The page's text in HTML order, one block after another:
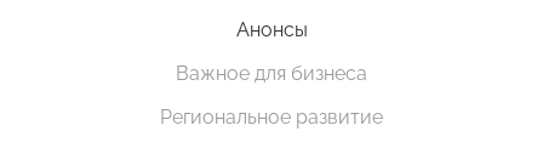
Анонсы
Важное для бизнеса
Региональное развитие